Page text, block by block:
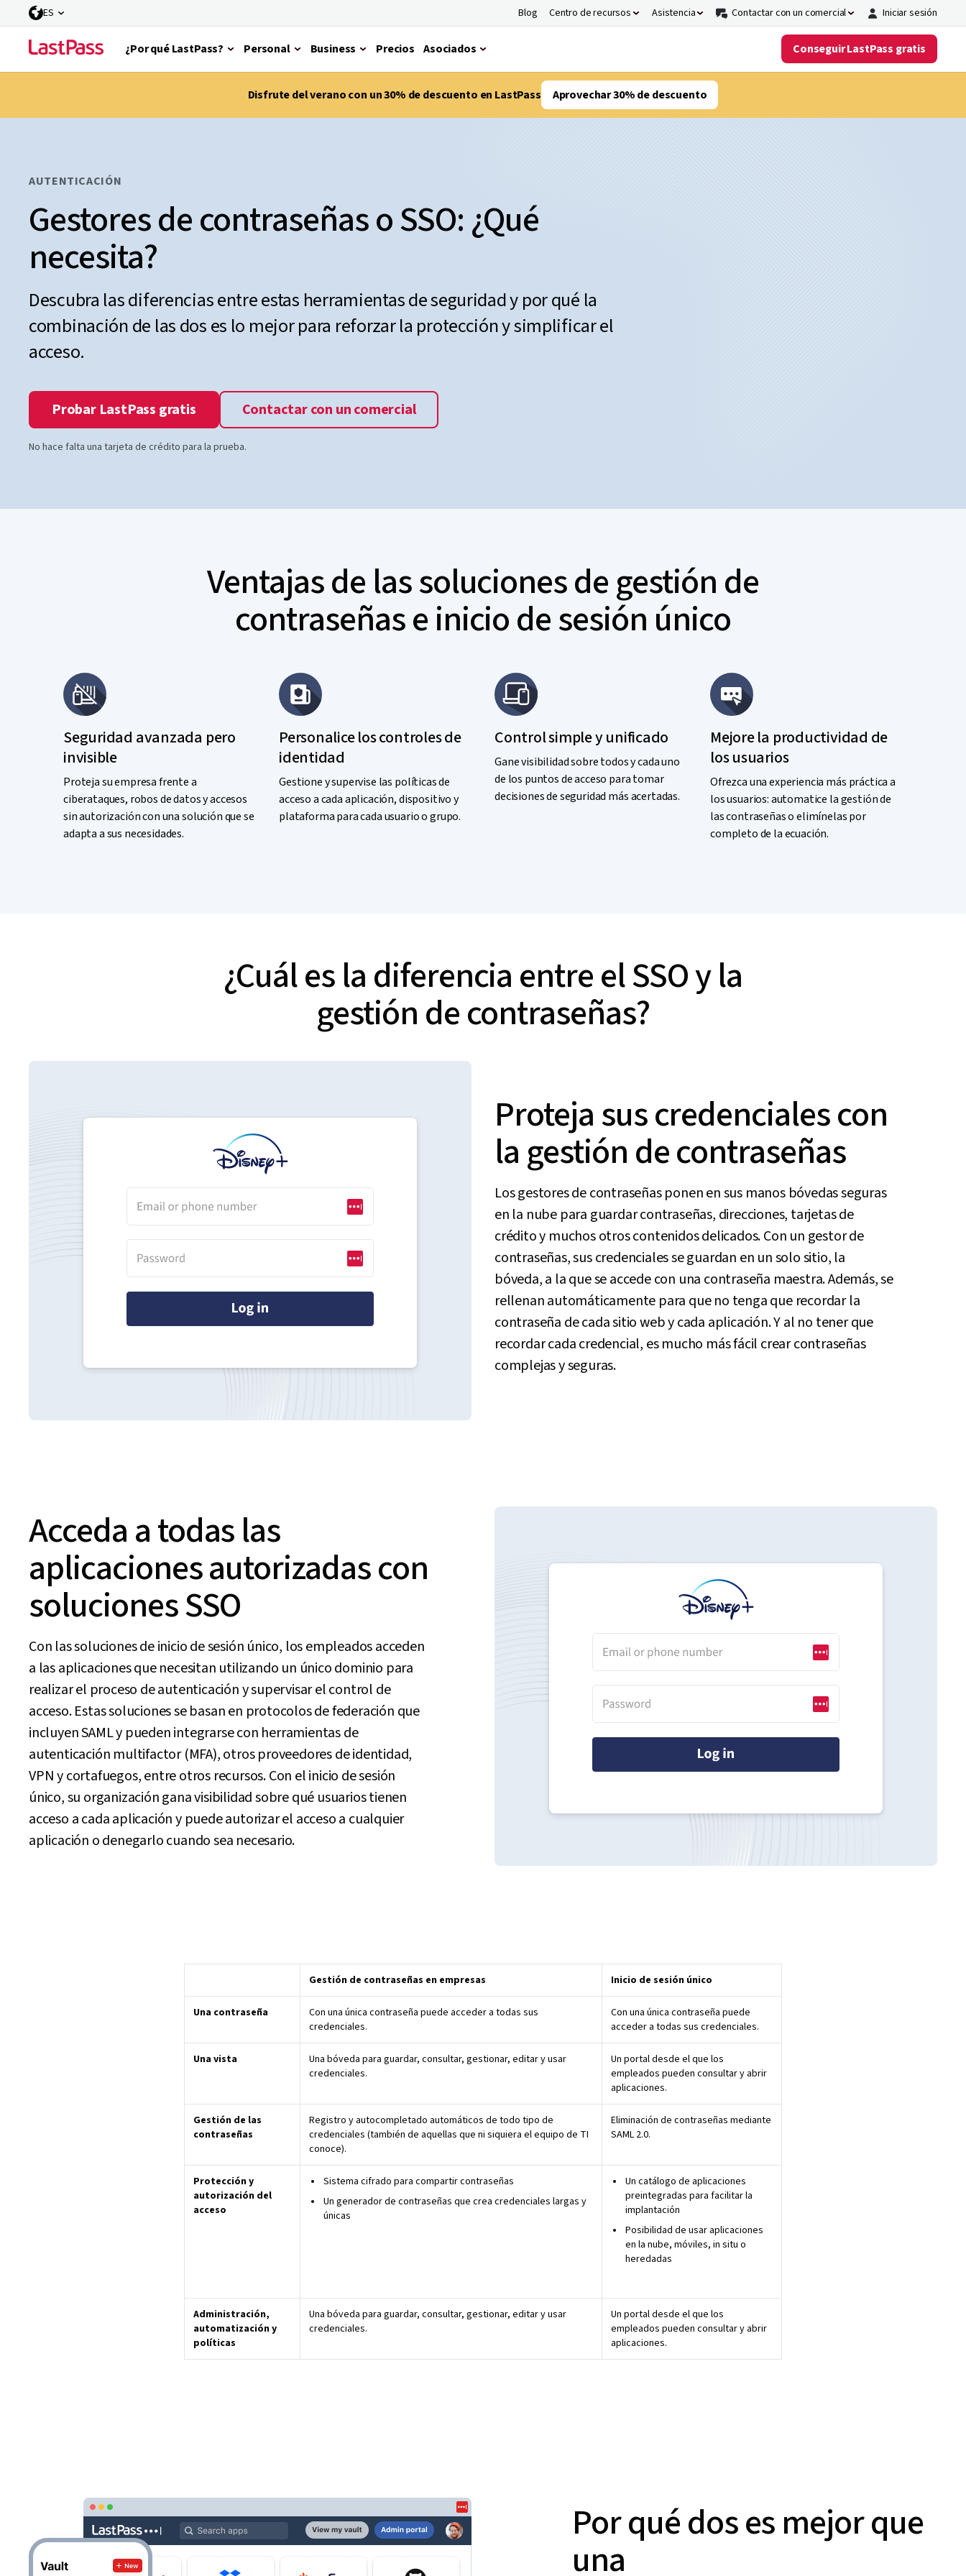
ES Blog Centro de recursos Asistencia Contactar con un comercial Iniciar sesión
¿Por qué LastPass? Personal Business Precios Asociados Conseguir LastPass gratis
Disfrute del verano con un 30% de descuento en LastPass Aprovechar 30% de descuento
AUTENTICACIÓN
Gestores de contraseñas o SSO: ¿Qué
necesita?
Descubra las diferencias entre estas herramientas de seguridad y por qué la
combinación de las dos es lo mejor para reforzar la protección y simplificar el
acceso.
Probar LastPass gratis Contactar con un comercial
No hace falta una tarjeta de crédito para la prueba.
Ventajas de las soluciones de gestión de
contraseñas e inicio de sesión único
Seguridad avanzada pero
invisible
Proteja su empresa frente a
ciberataques, robos de datos y accesos
sin autorización con una solución que se
adapta a sus necesidades.
Personalice los controles de
identidad
Gestione y supervise las políticas de
acceso a cada aplicación, dispositivo y
plataforma para cada usuario o grupo.
Control simple y unificado
Gane visibilidad sobre todos y cada uno
de los puntos de acceso para tomar
decisiones de seguridad más acertadas.
Mejore la productividad de
los usuarios
Ofrezca una experiencia más práctica a
los usuarios: automatice la gestión de
las contraseñas o elimínelas por
completo de la ecuación.
¿Cuál es la diferencia entre el SSO y la
gestión de contraseñas?
Proteja sus credenciales con
la gestión de contraseñas
Los gestores de contraseñas ponen en sus manos bóvedas seguras
en la nube para guardar contraseñas, direcciones, tarjetas de
crédito y muchos otros contenidos delicados. Con un gestor de
contraseñas, sus credenciales se guardan en un solo sitio, la
bóveda, a la que se accede con una contraseña maestra. Además, se
rellenan automáticamente para que no tenga que recordar la
contraseña de cada sitio web y cada aplicación. Y al no tener que
recordar cada credencial, es mucho más fácil crear contraseñas
complejas y seguras.
Acceda a todas las
aplicaciones autorizadas con
soluciones SSO
Con las soluciones de inicio de sesión único, los empleados acceden
a las aplicaciones que necesitan utilizando un único dominio para
realizar el proceso de autenticación y supervisar el control de
acceso. Estas soluciones se basan en protocolos de federación que
incluyen SAML y pueden integrarse con herramientas de
autenticación multifactor (MFA), otros proveedores de identidad,
VPN y cortafuegos, entre otros recursos. Con el inicio de sesión
único, su organización gana visibilidad sobre qué usuarios tienen
acceso a cada aplicación y puede autorizar el acceso a cualquier
aplicación o denegarlo cuando sea necesario.
Gestión de contraseñas en empresas Inicio de sesión único
Una contraseña
Con una única contraseña puede acceder a todas sus
credenciales.
Con una única contraseña puede
acceder a todas sus credenciales.
Una vista
Una bóveda para guardar, consultar, gestionar, editar y usar
credenciales.
Un portal desde el que los
empleados pueden consultar y abrir
aplicaciones.
Gestión de las
contraseñas
Registro y autocompletado automáticos de todo tipo de
credenciales (también de aquellas que ni siquiera el equipo de TI
conoce).
Eliminación de contraseñas mediante
SAML 2.0.
Protección y
autorización del
acceso
Sistema cifrado para compartir contraseñas
Un generador de contraseñas que crea credenciales largas y
únicas
Un catálogo de aplicaciones
preintegradas para facilitar la
implantación
Posibilidad de usar aplicaciones
en la nube, móviles, in situ o
heredadas
Administración,
automatización y
políticas
Una bóveda para guardar, consultar, gestionar, editar y usar
credenciales.
Un portal desde el que los
empleados pueden consultar y abrir
aplicaciones.
Por qué dos es mejor que
una